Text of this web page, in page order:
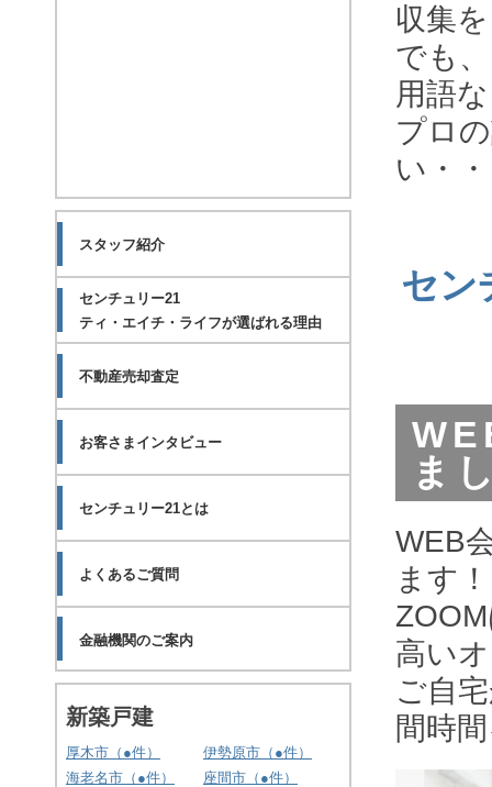
スタッフ紹介
センチュリー21
ティ・エイチ・ライフが選ばれる理由
不動産売却査定
お客さまインタビュー
センチュリー21とは
よくあるご質問
金融機関のご案内
新築戸建
厚木市（ ●件） 伊勢原市（ ●件）
海老名市（ ●件） 座間市（ ●件）
収集
でも
用語
プロ
い・
セン
ま
WEB
ます！
高い
ご自
間時